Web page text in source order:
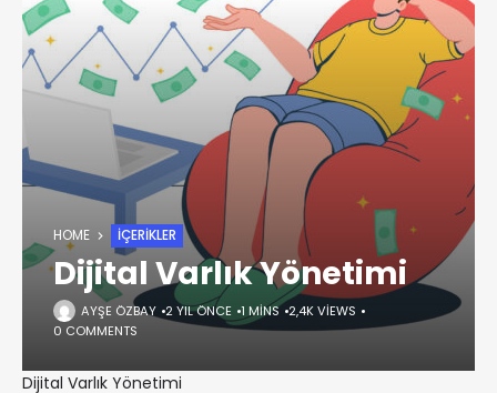
HOME İÇERIKLER
Dijital Varlık Yönetimi
AYŞE ÖZBAY 2 YIL ÖNCE 1 MINS 2,4K VIEWS
0 COMMENTS
Dijital Varlık Yönetimi